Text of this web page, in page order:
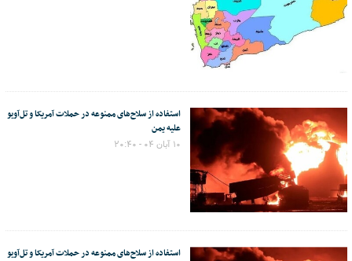
استفاده از سلاح‌های ممنوعه در حملات آمریکا و تل‌آویو
علیه یمن
۱۰ آبان ۰۴ - ۲۰:۴۰
استفاده از سلاح‌های ممنوعه در حملات آمریکا و تل‌آویو